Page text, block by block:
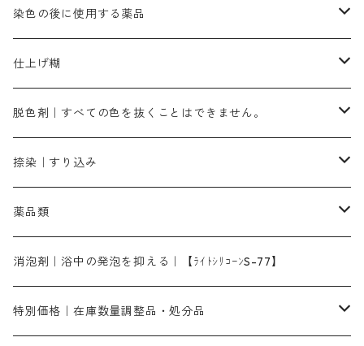
染料一覧ー100g入り
染料一覧ー500g入り
1kg
ピンクMB｜ピンク色
ローズMB｜鮮やかなピンク色）
スカイブルーMG｜緑みの空色
ターキスブルーHNG｜緑みの空色
グリーンMB｜緑色
ダークブロンMFB｜こげ茶色
ブロンHNR｜こげ茶色
黒色系
ブラックMK（赤みの黒色）
ブラックMG（青みの黒色）
白色系（定番の色合い）
ネオホワイトR
ローダミンB｜赤紫色｜マゼンダ色
摺込み刷毛（スリコミハケ）ー冬毛（柔らかいタイプ）
片羽刷毛
ローケツ用筆｜1本～販売
ローケツ用筆ー10%off｜20本セットお取り寄せ品
洋型紙（9番手｜中薄口、10番手｜中厚口）
有償サンプル品｜約20cm×27cm
洋型紙9番手｜中薄口｜約54cm×110cm
張木｜入荷待ち
伸子
型洗いブラシ
糊落とし剤｜ソルベンCA
濃染処理剤｜ソルバックスPS－900
染料の吸収促進剤
酢酸｜絹・羊毛・ナイロンに使用する
芒硝｜綿・麻の染色に使用する。
染料のムラ染め抑制剤（均染剤）
アゾリン200％｜綿・麻・絹・羊毛・ナイロンの染色
レオニールEHC｜反応染料用
染料の浸透剤
ソルバライトS-70｜各種繊維の浸し染めに使用可能
染料の定着向上剤
ライトフィックスAコンク｜綿・麻もしくは直接染料で染めた素材
シルクフィックス３A｜絹の染料定着向上剤
アルカリ剤｜反応染料用
ソーダ灰
染料溶解剤
セレナゾールPDN｜各種染料の染料溶解剤
染色の後に使用する薬品
ソーピング剤｜未定着の染料を除去すること
ネオポールB－300｜反応染料のソーピング剤
仕上げ剤｜柔軟・平滑剤
白場汚染防止剤
仕上げ糊
カルボキシメチルセルロース（CMC）
海藻系
たんぱく質系
化学糊（PVA）
防腐剤｜アルカリ性
脱色剤｜すべての色を抜くことはできません。
脱色剤
全体脱色｜ハイドロサルファイトコンク
部分脱色｜デグロリンSコンク
脱色助剤｜浸透・複色抑制剤
メイプロガムNP｜にじみ防止剤
アミラヂンD｜浸透・複色抑制剤
捺染｜すり込み
染料溶解剤｜染料の均一な浸透・吸着を補助する
捺染糊
メイプロガムNP（綿・麻・絹用｜直接・酸性・含金染料用）
白場汚染防止剤｜ソーピング剤｜水洗する際の再汚染防止剤
薬品類
ア行
カ行
消泡剤｜浴中の発泡を抑える｜【ﾗｲﾄｼﾘｺｰﾝS-77】
特別価格｜在庫数量調整品・処分品